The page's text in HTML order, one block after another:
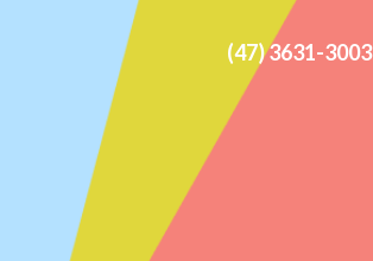
(47) 3631-3003